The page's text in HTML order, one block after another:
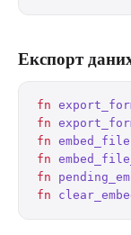
Експорт
fn
fn
fn embed_file
fn
fn
fn